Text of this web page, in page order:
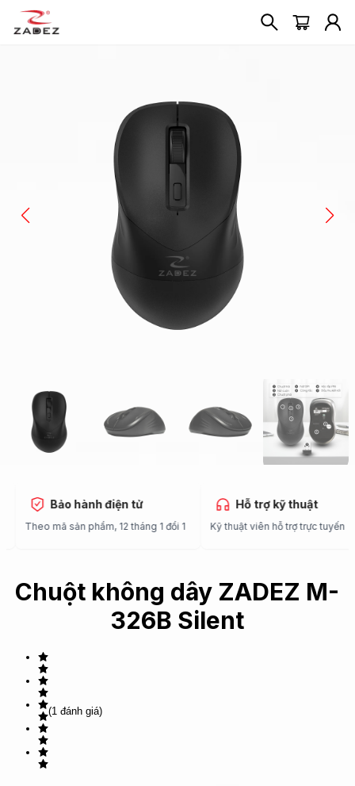
Bảo hành điện tử
Theo mã sản phẩm, 12 tháng 1 đổi 1
Hỗ trợ kỹ thuật
Kỹ thuật viên hỗ trợ trực
Chuột không dây ZADEZ M-
326B Silent
(1 đánh giá)